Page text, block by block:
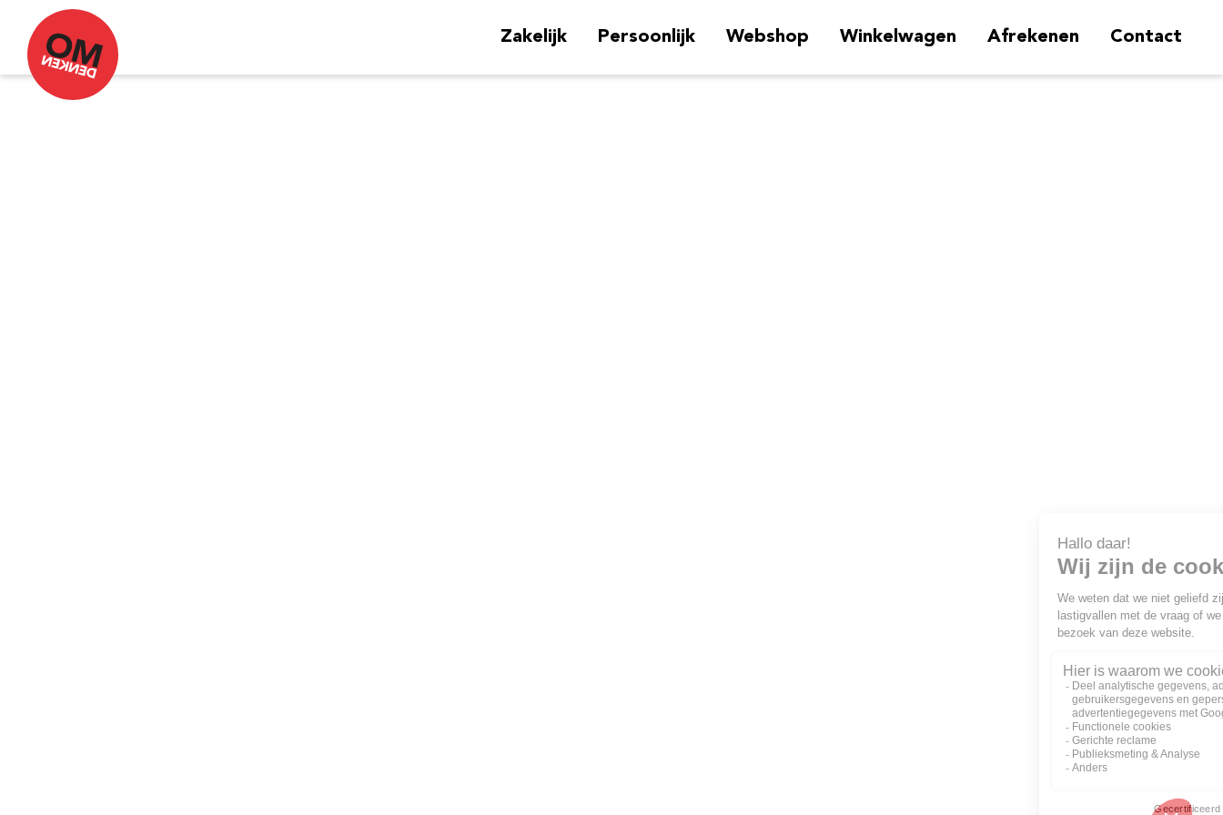
Zakelijk Persoonlijk Webshop Winkelwagen Afrekenen Contact